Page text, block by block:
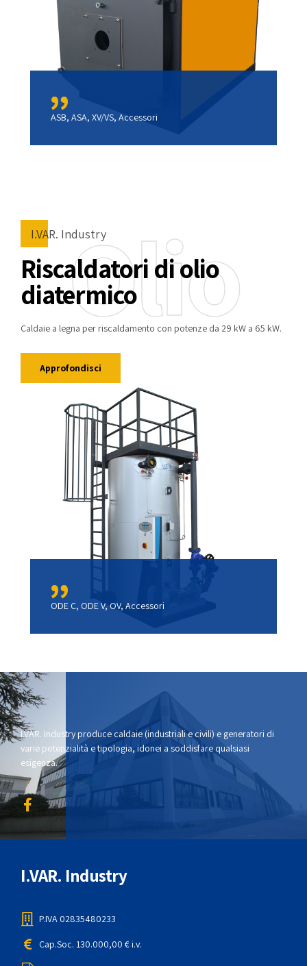
ASB, ASA, XV/VS, Accessori
I.VAR. Industry
Riscaldatori di olio
diatermico
Olio
Caldaie a legna per riscaldamento con potenze da 29 kW a 65 kW.
Approfondisci
ODE C, ODE V, OV, Accessori
I.VAR. Industry produce caldaie (industriali e civili) e generatori di
varie potenzialità e tipologia, idonei a soddisfare qualsiasi
esigenza.
I.VAR. Industry
P.IVA 02835480233
Cap.Soc. 130.000,00 € i.v.